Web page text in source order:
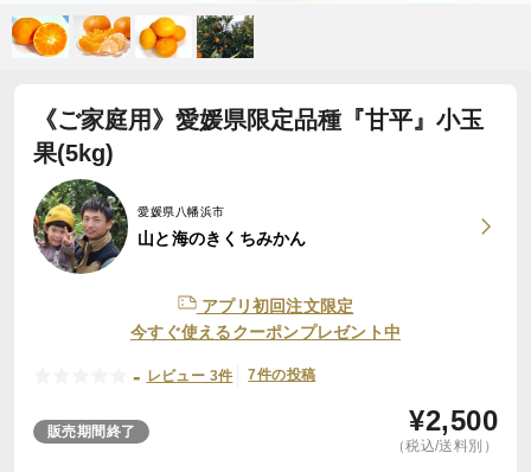
《ご家庭用》愛媛県限定品種『甘平』小玉
果(5kg)
愛媛県八幡浜市
山と海のきくちみかん
アプリ初回注文限定
今すぐ使えるクーポンプレゼント中
- レビュー 3件 7件の投稿
販売期間終了 ¥2,500
（税込/送料別）